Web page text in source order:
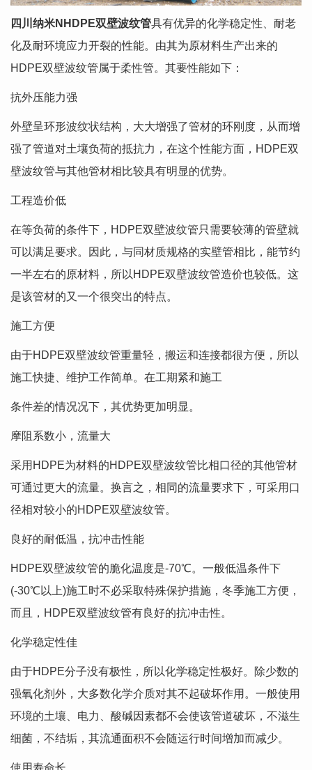
四川纳米NHDPE双壁波纹管具有优异的化学稳定性、耐老
化及耐环境应力开裂的性能。由其为原材料生产出来的
HDPE双壁波纹管属于柔性管。其要性能如下：
抗外压能力强
外壁呈环形波纹状结构，大大增强了管材的环刚度，从而增
强了管道对土壤负荷的抵抗力，在这个性能方面，HDPE双
壁波纹管与其他管材相比较具有明显的优势。
工程造价低
在等负荷的条件下，HDPE双壁波纹管只需要较薄的管壁就
可以满足要求。因此，与同材质规格的实壁管相比，能节约
一半左右的原材料，所以HDPE双壁波纹管造价也较低。这
是该管材的又一个很突出的特点。
施工方便
由于HDPE双壁波纹管重量轻，搬运和连接都很方便，所以
施工快捷、维护工作简单。在工期紧和施工
条件差的情况况下，其优势更加明显。
摩阻系数小，流量大
采用HDPE为材料的HDPE双壁波纹管比相口径的其他管材
可通过更大的流量。换言之，相同的流量要求下，可采用口
径相对较小的HDPE双壁波纹管。
良好的耐低温，抗冲击性能
HDPE双壁波纹管的脆化温度是-70℃。一般低温条件下
(-30℃以上)施工时不必采取特殊保护措施，冬季施工方便，
而且，HDPE双壁波纹管有良好的抗冲击性。
化学稳定性佳
由于HDPE分子没有极性，所以化学稳定性极好。除少数的
强氧化剂外，大多数化学介质对其不起破坏作用。一般使用
环境的土壤、电力、酸碱因素都不会使该管道破坏，不滋生
细菌，不结垢，其流通面积不会随运行时间增加而减少。